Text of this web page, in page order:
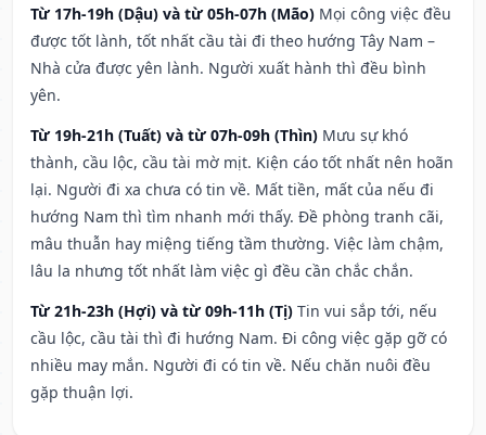
Từ 17h-19h (Dậu) và từ 05h-07h (Mão) Mọi công việc đều
được tốt lành, tốt nhất cầu tài đi theo hướng Tây Nam –
Nhà cửa được yên lành. Người xuất hành thì đều bình
yên.
Từ 19h-21h (Tuất) và từ 07h-09h (Thìn) Mưu sự khó
thành, cầu lộc, cầu tài mờ mịt. Kiện cáo tốt nhất nên hoãn
lại. Người đi xa chưa có tin về. Mất tiền, mất của nếu đi
hướng Nam thì tìm nhanh mới thấy. Đề phòng tranh cãi,
mâu thuẫn hay miệng tiếng tầm thường. Việc làm chậm,
lâu la nhưng tốt nhất làm việc gì đều cần chắc chắn.
Từ 21h-23h (Hợi) và từ 09h-11h (Tị) Tin vui sắp tới, nếu
cầu lộc, cầu tài thì đi hướng Nam. Đi công việc gặp gỡ có
nhiều may mắn. Người đi có tin về. Nếu chăn nuôi đều
gặp thuận lợi.